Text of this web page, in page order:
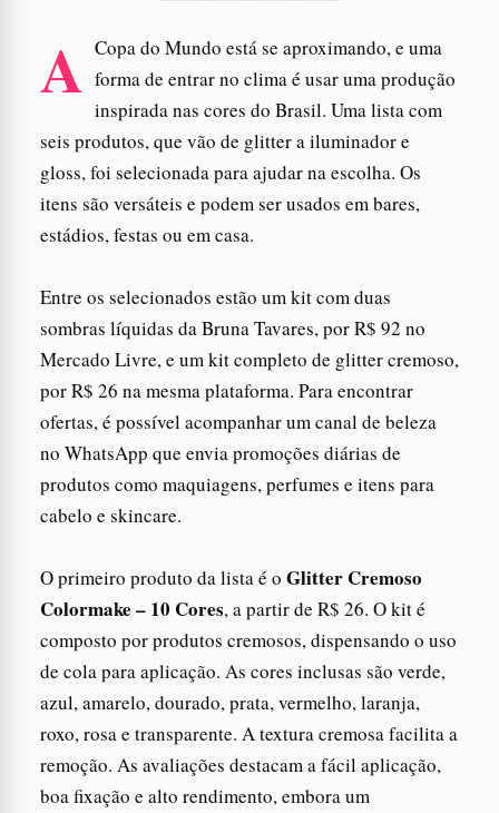
A Copa do Mundo está se aproximando, e uma
forma de entrar no clima é usar uma produção
inspirada nas cores do Brasil. Uma lista com
seis produtos, que vão de glitter a iluminador e
gloss, foi selecionada para ajudar na escolha. Os
itens são versáteis e podem ser usados em bares,
estádios, festas ou em casa.
Entre os selecionados estão um kit com duas
sombras líquidas da Bruna Tavares, por R$ 92 no
Mercado Livre, e um kit completo de glitter cremoso,
por R$ 26 na mesma plataforma. Para encontrar
ofertas, é possível acompanhar um canal de beleza
no WhatsApp que envia promoções diárias de
produtos como maquiagens, perfumes e itens para
cabelo e skincare.
O primeiro produto da lista é o Glitter Cremoso
Colormake – 10 Cores, a partir de R$ 26. O kit é
composto por produtos cremosos, dispensando o uso
de cola para aplicação. As cores inclusas são verde,
azul, amarelo, dourado, prata, vermelho, laranja,
roxo, rosa e transparente. A textura cremosa facilita a
remoção. As avaliações destacam a fácil aplicação,
boa fixação e alto rendimento, embora um